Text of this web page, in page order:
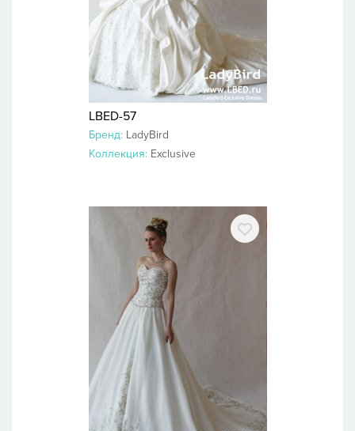
LBED-57
Бренд: LadyBird
Коллекция: Exclusive